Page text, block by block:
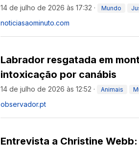
14 de julho de 2026 às 17:32 · Mundo
noticiasaominuto.com
Labrador resgatada em
intoxicação por canábis
14 de julho de 2026 às 12:52 · Animais
observador.pt
Entrevista a Christine